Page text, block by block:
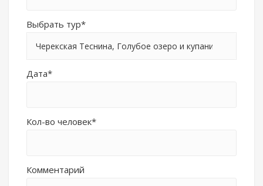
Выбрать тур*
Черекская Теснина, Голубое озеро и купание
Дата*
Кол-во человек*
Комментарий